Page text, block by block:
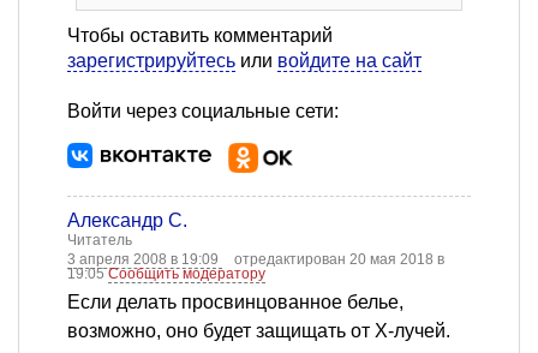
Чтобы оставить комментарий
зарегистрируйтесь или войдите на сайт
Войти через социальные сети:
Александр С.
Читатель
3 апреля 2008 в 19:09
отредактирован 20 мая 2018 в
19:05Сообщить модератору
Если делать просвинцованное белье,
возможно, оно будет защищать от X-лучей.